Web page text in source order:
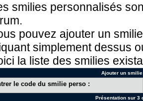
smilies personnalisés
pouvez ajouter un
simplement dessus
la liste des smilies
Ajouter un
le code du smilie perso :
Présentation sur 3